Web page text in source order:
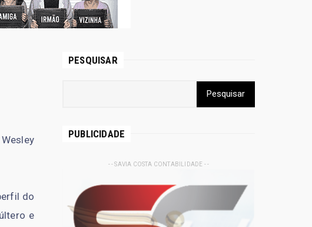
do
e
PESQUISAR
PUBLICIDADE
- - SAVIA COSTA CONTABILIDADE - -